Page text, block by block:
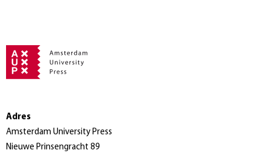
Adres
Amsterdam University Press
Nieuwe Prinsengracht 89